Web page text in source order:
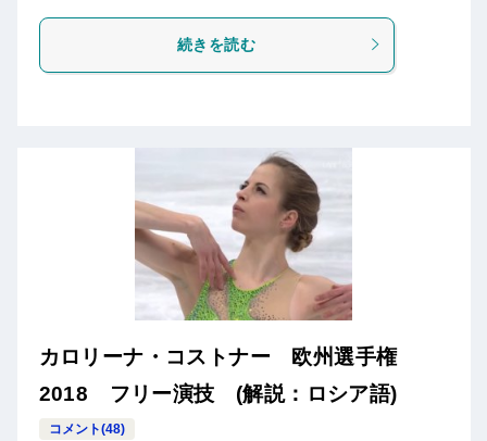
続きを読む
カロリーナ・コストナー 欧州選手権
2018 フリー演技 (解説：ロシア語)
コメント(48)